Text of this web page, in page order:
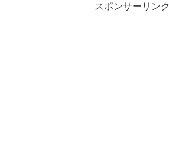
スポンサーリンク